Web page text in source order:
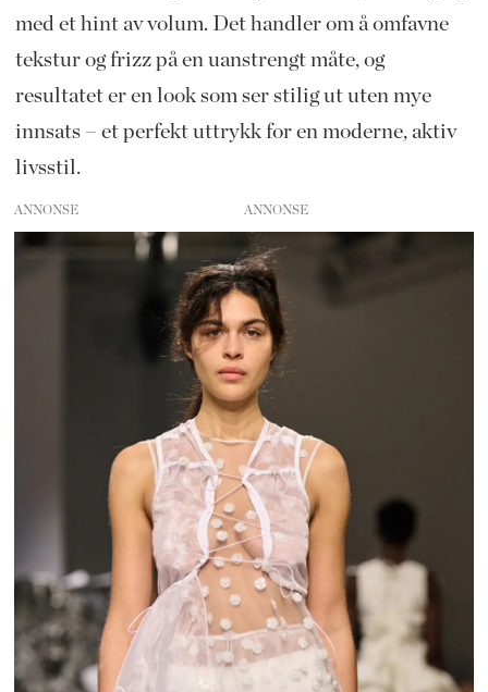
med et hint av volum. Det handler om å omfavne
tekstur og frizz på en uanstrengt måte, og
resultatet er en look som ser stilig ut uten mye
innsats – et perfekt uttrykk for en moderne, aktiv
livsstil.
ANNONSE